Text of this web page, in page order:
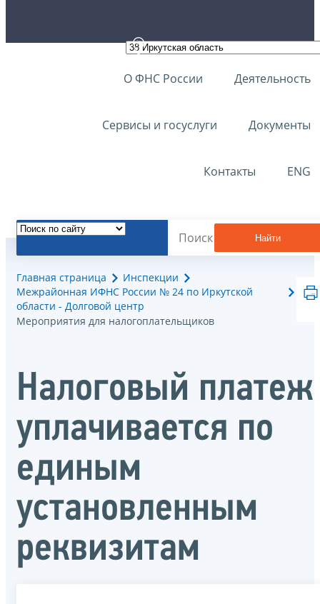
О ФНС России Деятельность
Сервисы и госуслуги Документы
Контакты ENG
Найти
Главная страница
Инспекции
Межрайонная ИФНС России № 24 по Иркутской
области - Долговой центр
Мероприятия для налогоплательщиков
Налоговый платеж
уплачивается по
единым
установленным
реквизитам